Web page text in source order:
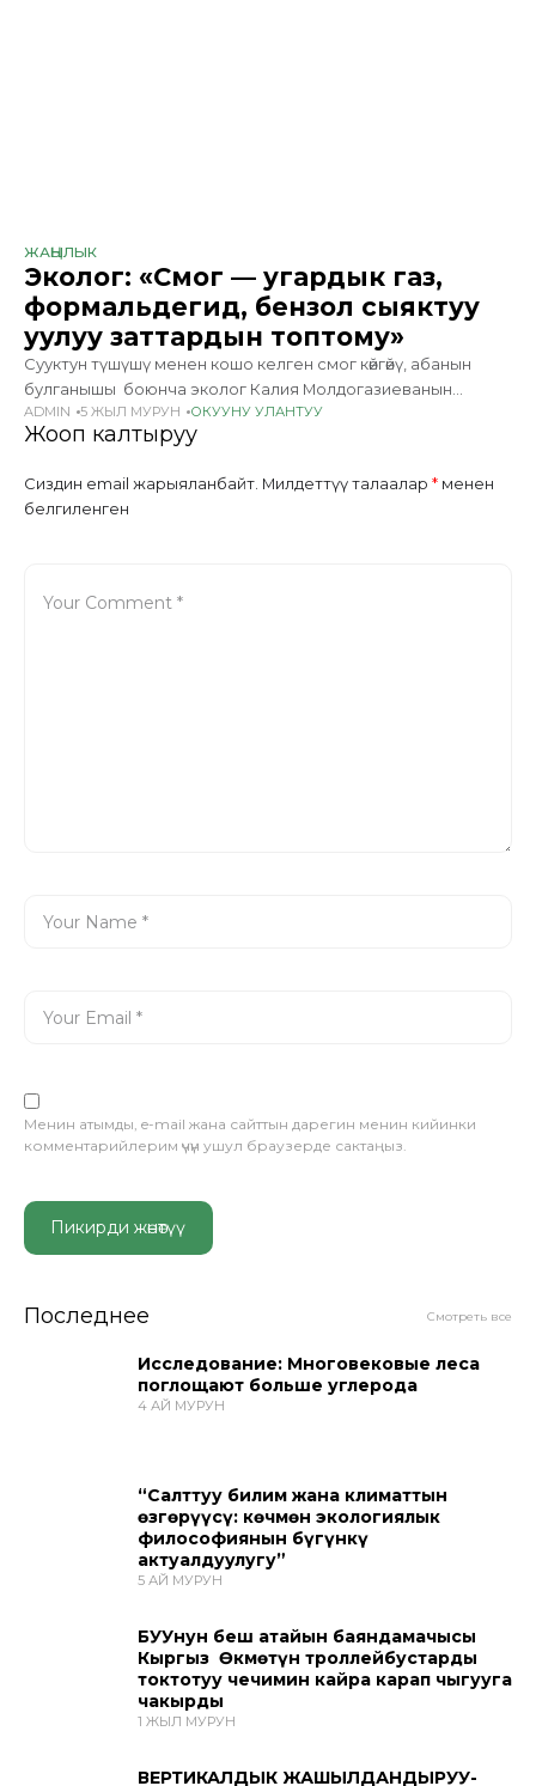
ЖАҢЫЛЫК
Эколог: «Смог — угардык газ,
формальдегид, бензол сыяктуу
уулуу заттардын топтому»
Сууктун түшүшү менен кошо келген смог көйгөйү, абанын
булганышы боюнча эколог Калия Молдогазиеванын
пикирин уктук. --Быйыл башка жылдарга салыштырмалуу
ЖЭБде көмүр эки эсе көп жагылаары айтылып жатат,
ADMIN 5 ЖЫЛ МУРУН ОКУУНУ УЛАНТУУ
Жооп калтыруу
Сиздин email жарыяланбайт. Милдеттүү талаалар * менен
белгиленген
Менин атымды, e-mail жана сайттын дарегин менин кийинки
комментарийлерим үчүн ушул браузерде сактаңыз.
Последнее Смотреть все
Исследование: Многовековые леса
поглощают больше углерода
4 АЙ МУРУН
“Салттуу билим жана климаттын
өзгөрүүсү: көчмөн экологиялык
философиянын бүгүнкү
актуалдуулугу”
5 АЙ МУРУН
БУУнун беш атайын баяндамачысы
Кыргыз Өкмөтүн троллейбустарды
токтотуу чечимин кайра карап чыгууга
чакырды
1 ЖЫЛ МУРУН
ВЕРТИКАЛДЫК ЖАШЫЛДАНДЫРУУ-